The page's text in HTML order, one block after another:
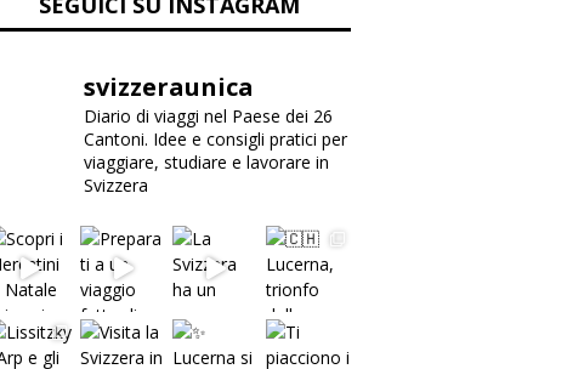
38,255
Svizzera Unica